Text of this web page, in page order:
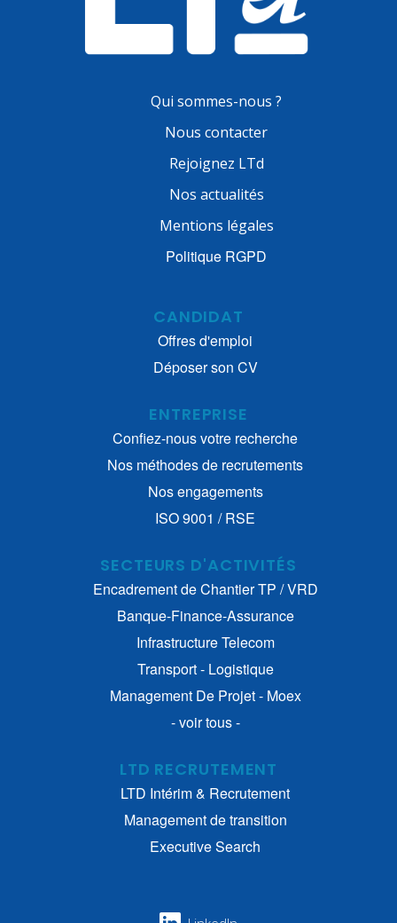
Qui sommes-nous ?
Nous contacter
Rejoignez LTd
Nos actualités
Mentions légales
Politique RGPD
CANDIDAT
Offres d'emploi
Déposer son CV
ENTREPRISE
Confiez-nous votre recherche
Nos méthodes de recrutements
Nos engagements
ISO 9001 / RSE
SECTEURS D'ACTIVITÉS
Encadrement de Chantier TP / VRD
Banque-Finance-Assurance
Infrastructure Telecom
Transport - Logistique
Management De Projet - Moex
- voir tous -
LTD RECRUTEMENT
LTD Intérim & Recrutement
Management de transition
Executive Search